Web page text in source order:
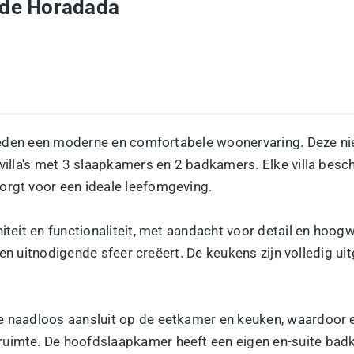
Horadada
een moderne en comfortabele woonervaring. Deze
met 3 slaapkamers en 2 badkamers. Elke villa
voor een ideale leefomgeving.
en functionaliteit, met aandacht voor detail en
uitnodigende sfeer creëert. De keukens zijn volledig
aansluit op de eetkamer en keuken, waardoor
De hoofdslaapkamer heeft een eigen en-suite